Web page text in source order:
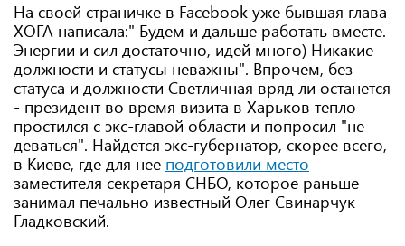
На своей страничке в Facebook уже бывшая глава
ХОГА написала:" Будем и дальше работать вместе.
Энергии и сил достаточно, идей много) Никакие
должности и статусы неважны". Впрочем, без
статуса и должности Светличная вряд ли останется
- президент во время визита в Харьков тепло
простился с экс-главой области и попросил "не
деваться". Найдется экс-губернатор, скорее всего,
в Киеве, где для нее подготовили место
заместителя секретаря СНБО, которое раньше
занимал печально известный Олег Свинарчук-
Гладковский.